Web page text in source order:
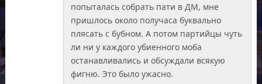
попыталась собрать пати в ДМ, мне
пришлось около получаса буквально
плясать с бубном. А потом партийцы чуть
ли ни у каждого убиенного моба
останавливались и обсуждали всякую
фигню. Это было ужасно.